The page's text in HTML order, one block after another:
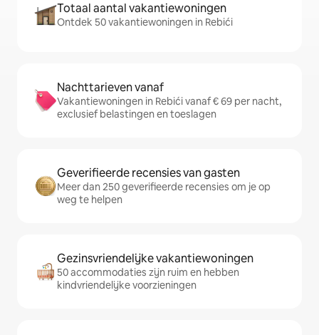
Totaal aantal vakantiewoningen
Ontdek 50 vakantiewoningen in Rebići
Nachttarieven vanaf
Vakantiewoningen in Rebići vanaf € 69 per nacht,
exclusief belastingen en toeslagen
Geverifieerde recensies van gasten
Meer dan 250 geverifieerde recensies om je op
weg te helpen
Gezinsvriendelijke vakantiewoningen
50 accommodaties zijn ruim en hebben
kindvriendelijke voorzieningen